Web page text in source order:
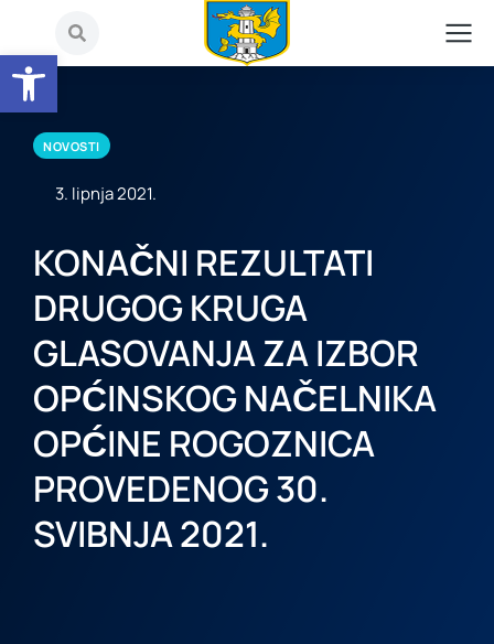
Open toolbar
NOVOSTI
3. lipnja 2021.
KONAČNI REZULTATI
DRUGOG KRUGA
GLASOVANJA ZA IZBOR
OPĆINSKOG NAČELNIKA
OPĆINE ROGOZNICA
PROVEDENOG 30.
SVIBNJA 2021.